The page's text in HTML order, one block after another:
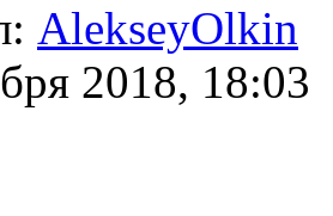
AlekseyOlkin
2018, 18:03